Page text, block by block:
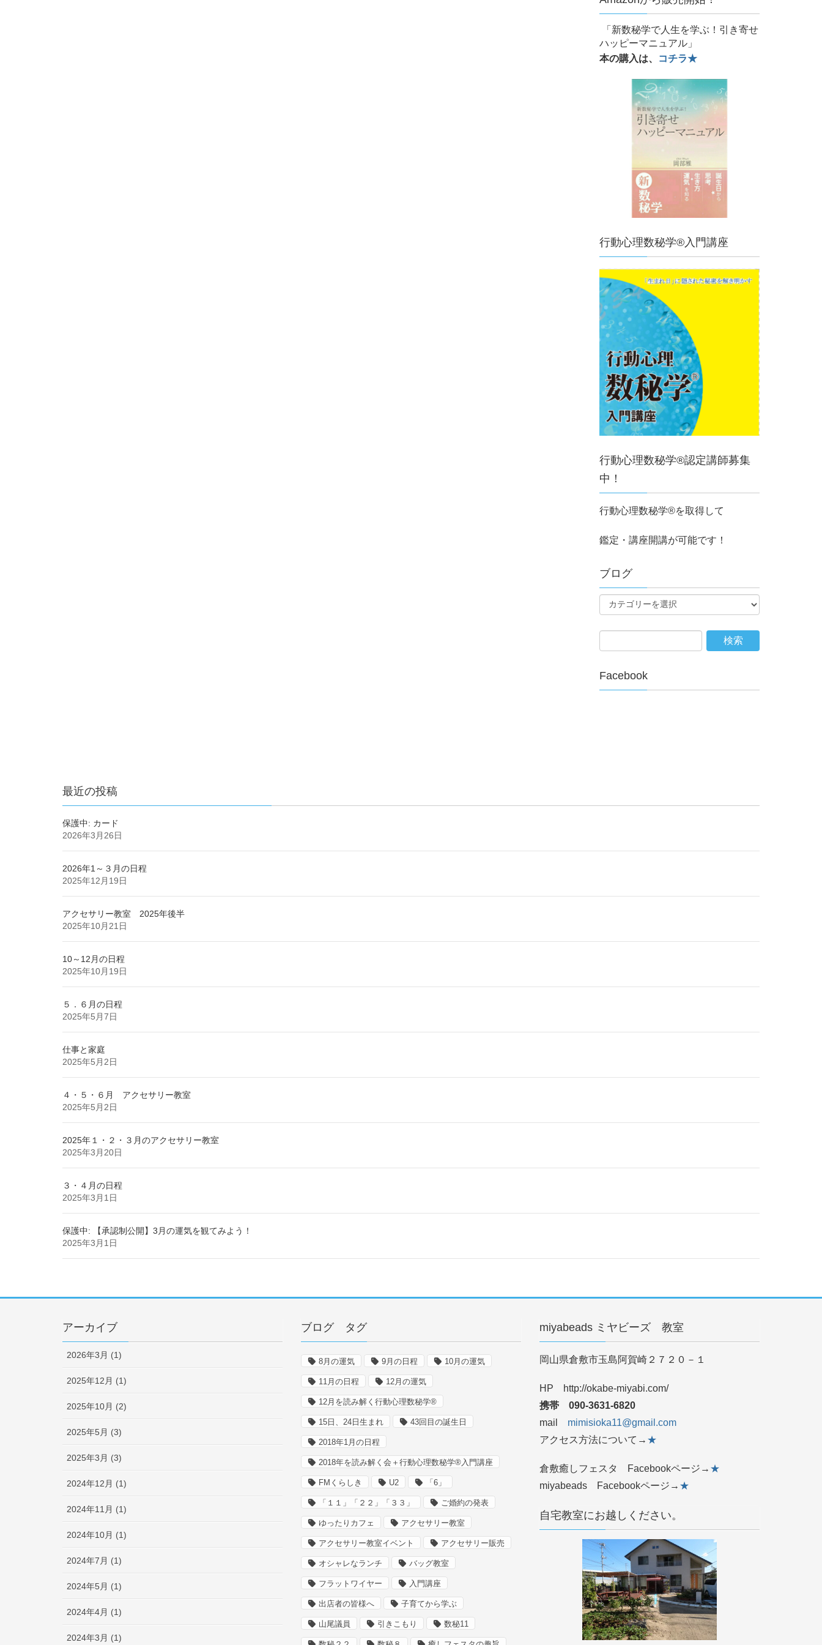
「新数秘学で人生を学ぶ！引き寄せ
ハッピーマニュアル」
本の購入は、
コチラ★
行動心理数秘学®入門講座
行動心理数秘学®認定講師募集
中！
行動心理数秘学®を取得して
鑑定・講座開講が可能です！
ブログ
Facebook
最近の投稿
保護中: カード
2026年3月26日
2026年1～３月の日程
2025年12月19日
アクセサリー教室 2025年後半
2025年10月21日
10～12月の日程
2025年10月19日
５．６月の日程
2025年5月7日
仕事と家庭
2025年5月2日
４・５・６月 アクセサリー教室
2025年5月2日
2025年１・２・３月のアクセサリー教室
2025年3月20日
３・４月の日程
2025年3月1日
保護中: 【承認制公開】3月の運気を観てみよう！
2025年3月1日
アーカイブ
2026年3月 (1)
2025年12月 (1)
2025年10月 (2)
2025年5月 (3)
2025年3月 (3)
2024年12月 (1)
2024年11月 (1)
2024年10月 (1)
2024年7月 (1)
2024年5月 (1)
2024年4月 (1)
2024年3月 (1)
ブログ タグ
8月の運気 9月の日程 10月の運気
11月の日程 12月の運気
12月を読み解く行動心理数秘学®
15日、24日生まれ 43回目の誕生日
2018年1月の日程
2018年を読み解く会＋行動心理数秘学®入門講座
FMくらしき U2 「6」
「１１」「２２」「３３」 ご婚約の発表
ゆったりカフェ アクセサリー教室
アクセサリー教室イベント アクセサリー販売
オシャレなランチ バッグ教室
フラットワイヤー 入門講座
出店者の皆様へ 子育てから学ぶ
山尾議員 引きこもり 数秘11
miyabeads ミヤビーズ 教室
岡山県倉敷市玉島阿賀崎２７２０－１
HP http://okabe-miyabi.com/
携帯 090‐3631‐6820
mail mimisioka11@gmail.com
アクセス方法について→ ★
倉敷癒しフェスタ Facebookページ→ ★
miyabeads Facebookページ→ ★
自宅教室にお越しください。